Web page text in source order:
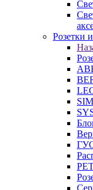
Розетки